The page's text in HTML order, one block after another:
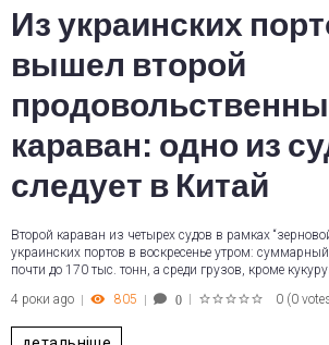
Из украинских
вышел второй
караван: одно из
следует в Китай
Второй караван из четырех судов в рамках
украинских портов в воскресенье утром:
почти до 170 тыс. тонн, а среди грузов, кроме
4 роки ago
805 0 0 (0